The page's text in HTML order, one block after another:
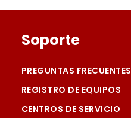
Soporte
PREGUNTAS FRECUENTES
REGISTRO DE EQUIPOS
CENTROS DE SERVICIO